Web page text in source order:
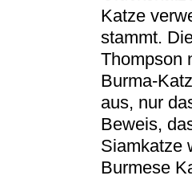
Katze
stammt.
Thompson
Burma-
aus, nur
Beweis,
Siamkatze
Burmese